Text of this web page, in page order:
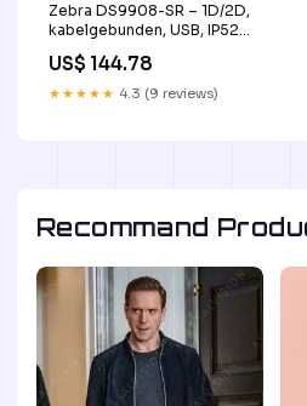
Zebra DS9908-SR – 1D/2D,
kabelgebunden, USB, IP52
base-discountable
US$ 144.78
★★★★★ 4.3 (9 reviews)
Recommand